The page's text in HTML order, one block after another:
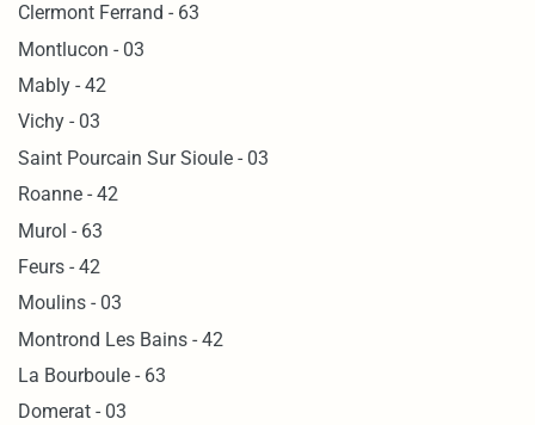
Clermont Ferrand - 63
Montlucon - 03
Mably - 42
Vichy - 03
Saint Pourcain Sur Sioule - 03
Roanne - 42
Murol - 63
Feurs - 42
Moulins - 03
Montrond Les Bains - 42
La Bourboule - 63
Domerat - 03